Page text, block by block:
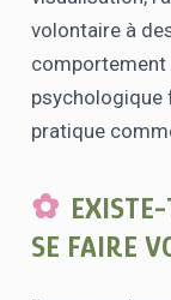
volontaire à
comportement
psychologique
pratique
SE FAIRE